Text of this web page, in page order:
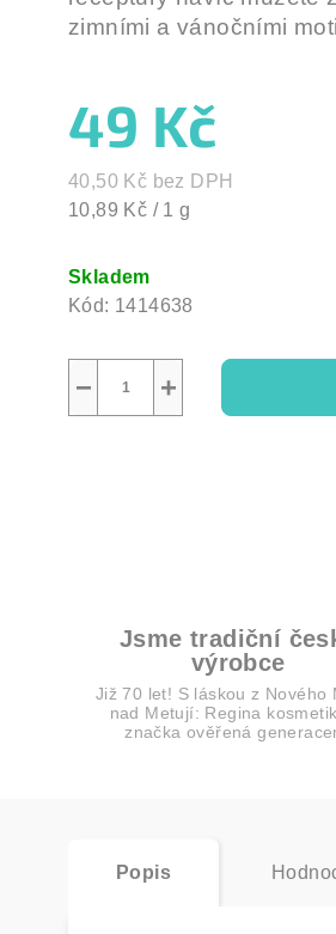
5
zimními a vánočními
49 Kč
40,50 Kč bez DPH
Měrná
10,89 Kč / 1 g
Skladem
Kód: 1414638
+
−
Jsme tradiční
výrobce
Již 70 let! S láskou z Nového
nad Metují: Regina
značka ověřená
Popis